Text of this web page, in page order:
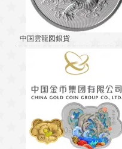
中国雲龍図銀貨